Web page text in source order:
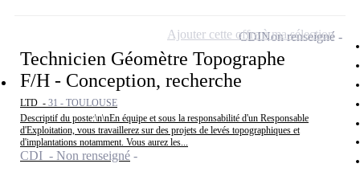
Technicien Géomètre Topographe
F/H - Conception, recherche
LTD - 31 - TOULOUSE
Descriptif du poste:\n\nEn équipe et sous la responsabilité d'un Responsable
d'Exploitation, vous travaillerez sur des projets de levés topographiques et
d'implantations notamment. Vous aurez les...
CDI - Non renseigné
CDINon renseigné
Ajouter cette offre à ma sélection